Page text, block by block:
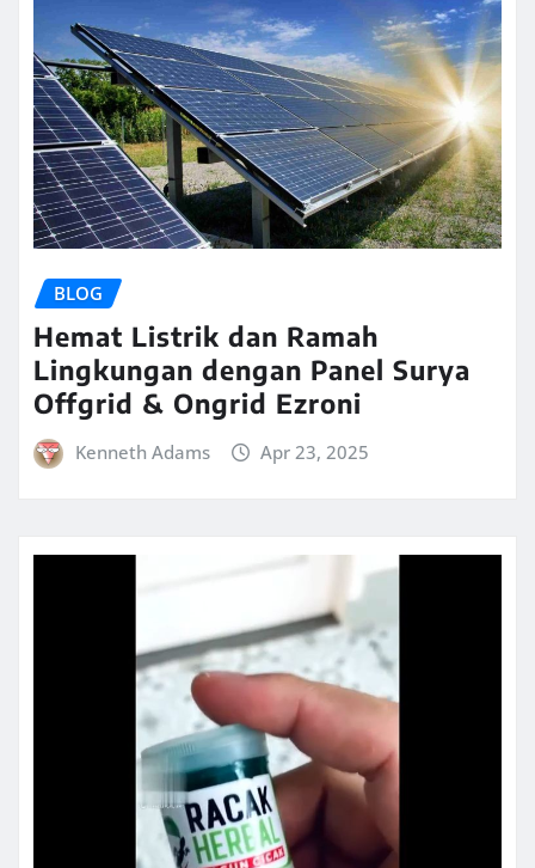
BLOG
Hemat Listrik dan Ramah
Lingkungan dengan Panel Surya
Offgrid & Ongrid Ezroni
Kenneth Adams Apr 23, 2025